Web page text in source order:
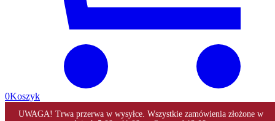
0Koszyk